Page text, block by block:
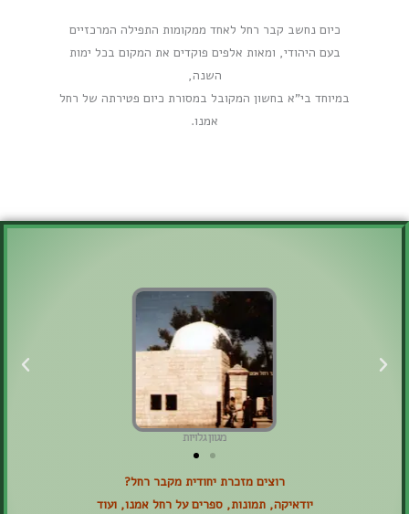
כיום נחשב קבר רחל לאחד ממקומות התפילה המרכזיים
בעם היהודי, ומאות אלפים פוקדים את המקום בכל ימות
השנה,
במיוחד בי"א בחשון המקובל במסורת כיום פטירתה של רחל
אמנו.
מגוון גלויות
רוצים מזכרת יחודית מקבר רחל?
יודאיקה, תמונות, ספרים על רחל אמנו, ועוד